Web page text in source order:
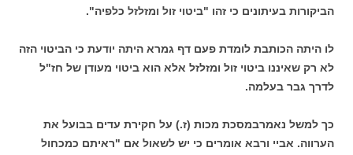
הביקורות בעיתונים כי זהו "ביטוי זול ומזלזל כלפיה".
לו היתה הכותבת לומדת פעם דף גמרא היתה יודעת כי הביטוי הזה
לא רק שאיננו ביטוי זול ומזלזל אלא הוא ביטוי מעודן של חז"ל
לדרך גבר בעלמה.
כך למשל נאמרבמסכת מכות (ז.) על חקירת עדים בבועל את
הערווה. אביי ורבא אומרים כי יש לשאול אם "ראיתם כמכחול